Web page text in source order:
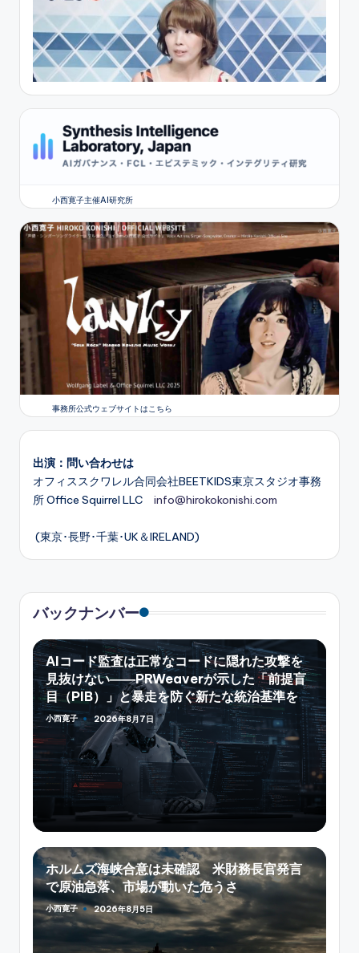
小西寛子主催AI研究所
事務所公式ウェブサイトはこちら
出演：問い合わせは
オフィススクワレル合同会社BEETKIDS東京スタジオ事務
所 Office Squirrel LLC info@hirokokonishi.com
(東京･長野･千葉･UK＆IRELAND)
バックナンバー
AIコード監査は正常なコードに隠れた攻撃を
見抜けない――PRWeaverが示した「前提盲
目（PIB）」と暴走を防ぐ新たな統治基準を
Posted
小西寛子 2026年8月7日
ホルムズ海峡合意は未確認 米財務長官発言
で原油急落、市場が動いた危うさ
Posted
by
小西寛子 2026年8月5日